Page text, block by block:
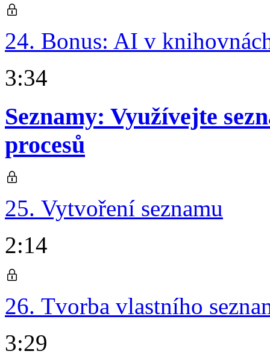
24. Bonus: AI v
3:34
Seznamy: Využívejte
procesů
25. Vytvoření seznamu
2:14
26. Tvorba vlastního
3:29